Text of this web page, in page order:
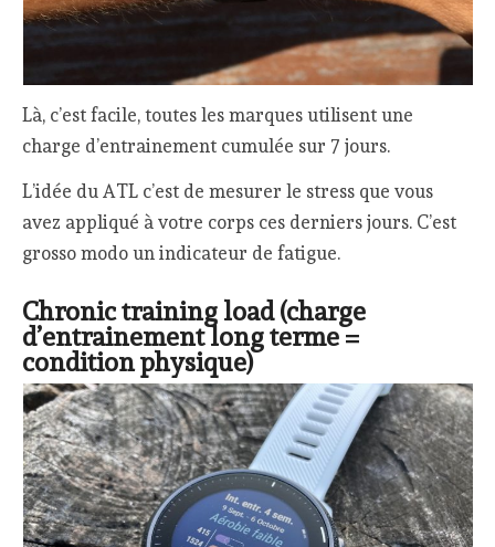
Là, c’est facile, toutes les marques utilisent une
charge d’entrainement cumulée sur 7 jours.
L’idée du ATL c’est de mesurer le stress que vous
avez appliqué à votre corps ces derniers jours. C’est
grosso modo un indicateur de fatigue.
Chronic training load (charge
d’entrainement long terme =
condition physique)